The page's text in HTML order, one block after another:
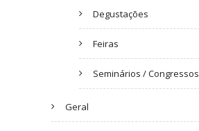
Degustações
Feiras
Seminários / Congressos
Geral